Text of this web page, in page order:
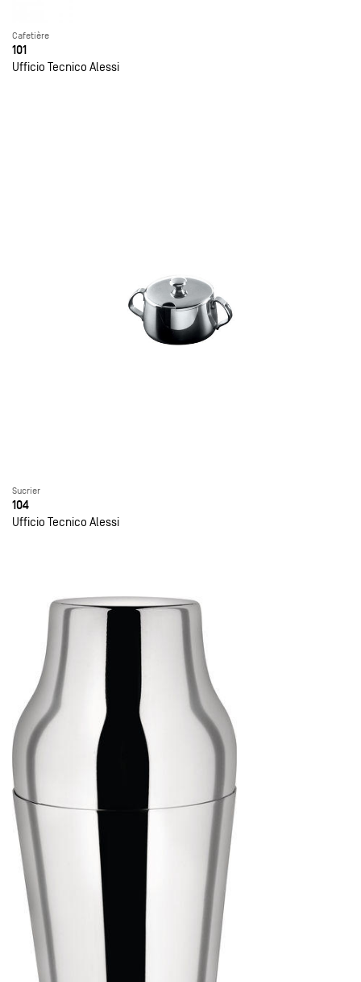
Cafetière
101
Ufficio Tecnico Alessi
Sucrier
104
Ufficio Tecnico Alessi